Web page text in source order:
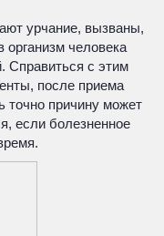
урчание, вызваны,
организм человека
Справиться с этим
после приема
точно причину может
если болезненное